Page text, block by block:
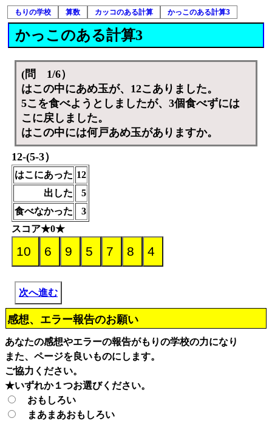
もりの学校 算数 カッコのある計算 かっこのある計算3
かっこのある計算3
(問 1/6）
はこの中にあめ玉が、12こありました。
5こを食べようとしましたが、3個食べずには
こに戻しました。
はこの中には何戸あめ玉がありますか。
12-(5-3）
はこにあった 12
出した
5
食べなかった
3
スコア★0★
次へ進む
感想、エラー報告のお願い
あなたの感想やエラーの報告がもりの学校の力になり
また、ページを良いものにします。
ご協力ください。
★いずれか１つお選びください。
おもしろい
まあまあおもしろい